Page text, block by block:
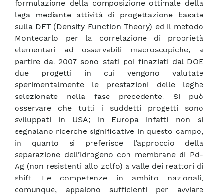
formulazione della composizione ottimale della
lega mediante attività di progettazione basate
sulla DFT (Density Function Theory) ed il metodo
Montecarlo per la correlazione di proprietà
elementari ad osservabili macroscopiche; a
partire dal 2007 sono stati poi finaziati dal DOE
due progetti in cui vengono valutate
sperimentalmente le prestazioni delle leghe
selezionate nella fase precedente. Si può
osservare che tutti i suddetti progetti sono
sviluppati in USA; in Europa infatti non si
segnalano ricerche significative in questo campo,
in quanto si preferisce l’approccio della
separazione dell’idrogeno con membrane di Pd-
Ag (non resistenti allo zolfo) a valle dei reattori di
shift. Le competenze in ambito nazionali,
comunque, appaiono sufficienti per avviare